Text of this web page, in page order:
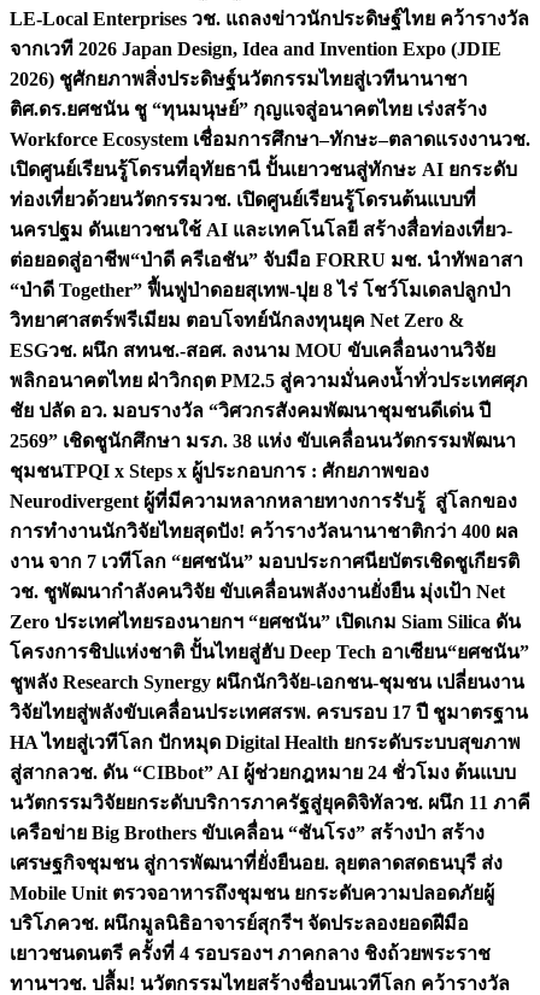
LE-Local Enterprises วช. แถลงข่าวนักประดิษฐ์ไทย คว้ารางวัล
จากเวที 2026 Japan Design, Idea and Invention Expo (JDIE
2026) ชูศักยภาพสิ่งประดิษฐ์นวัตกรรมไทยสู่เวทีนานาชา
ติศ.ดร.ยศชนัน ชู “ทุนมนุษย์” กุญแจสู่อนาคตไทย เร่งสร้าง
Workforce Ecosystem เชื่อมการศึกษา–ทักษะ–ตลาดแรงงานวช.
เปิดศูนย์เรียนรู้โดรนที่อุทัยธานี ปั้นเยาวชนสู่ทักษะ AI ยกระดับ
ท่องเที่ยวด้วยนวัตกรรมวช. เปิดศูนย์เรียนรู้โดรนต้นแบบที่
นครปฐม ดันเยาวชนใช้ AI และเทคโนโลยี สร้างสื่อท่องเที่ยว-
ต่อยอดสู่อาชีพ“ป่าดี ครีเอชัน” จับมือ FORRU มช. นำทัพอาสา
“ป่าดี Together” ฟื้นฟูป่าดอยสุเทพ-ปุย 8 ไร่ โชว์โมเดลปลูกป่า
วิทยาศาสตร์พรีเมียม ตอบโจทย์นักลงทุนยุค Net Zero &
ESGวช. ผนึก สทนช.-สอศ. ลงนาม MOU ขับเคลื่อนงานวิจัย
พลิกอนาคตไทย ฝ่าวิกฤต PM2.5 สู่ความมั่นคงน้ำทั่วประเทศศุภ
ชัย ปลัด อว. มอบรางวัล “วิศวกรสังคมพัฒนาชุมชนดีเด่น ปี
2569” เชิดชูนักศึกษา มรภ. 38 แห่ง ขับเคลื่อนนวัตกรรมพัฒนา
ชุมชนTPQI x Steps x ผู้ประกอบการ : ศักยภาพของ
Neurodivergent ผู้ที่มีความหลากหลายทางการรับรู้ สู่โลกของ
การทำงานนักวิจัยไทยสุดปัง! คว้ารางวัลนานาชาติกว่า 400 ผล
งาน จาก 7 เวทีโลก “ยศชนัน” มอบประกาศนียบัตรเชิดชูเกียรติ
วช. ชูพัฒนากำลังคนวิจัย ขับเคลื่อนพลังงานยั่งยืน มุ่งเป้า Net
Zero ประเทศไทยรองนายกฯ “ยศชนัน” เปิดเกม Siam Silica ดัน
โครงการชิปแห่งชาติ ปั้นไทยสู่ฮับ Deep Tech อาเซียน“ยศชนัน”
ชูพลัง Research Synergy ผนึกนักวิจัย-เอกชน-ชุมชน เปลี่ยนงาน
วิจัยไทยสู่พลังขับเคลื่อนประเทศสรพ. ครบรอบ 17 ปี ชูมาตรฐาน
HA ไทยสู่เวทีโลก ปักหมุด Digital Health ยกระดับระบบสุขภาพ
สู่สากลวช. ดัน “CIBbot” AI ผู้ช่วยกฎหมาย 24 ชั่วโมง ต้นแบบ
นวัตกรรมวิจัยยกระดับบริการภาครัฐสู่ยุคดิจิทัลวช. ผนึก 11 ภาคี
เครือข่าย Big Brothers ขับเคลื่อน “ชันโรง” สร้างป่า สร้าง
เศรษฐกิจชุมชน สู่การพัฒนาที่ยั่งยืนอย. ลุยตลาดสดธนบุรี ส่ง
Mobile Unit ตรวจอาหารถึงชุมชน ยกระดับความปลอดภัยผู้
บริโภควช. ผนึกมูลนิธิอาจารย์สุกรีฯ จัดประลองยอดฝีมือ
เยาวชนดนตรี ครั้งที่ 4 รอบรองฯ ภาคกลาง ชิงถ้วยพระราช
ทานฯวช. ปลื้ม! นวัตกรรมไทยสร้างชื่อบนเวทีโลก คว้ารางวัล